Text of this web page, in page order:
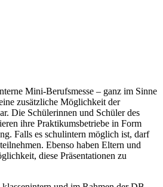
Mini-Berufsmesse – ganz im Sinne
zusätzliche Möglichkeit der
Die Schülerinnen und Schüler des
ihre Praktikumsbetriebe in Form
Falls es schulintern möglich ist, darf
Ebenso haben Eltern und
diese Präsentationen zu